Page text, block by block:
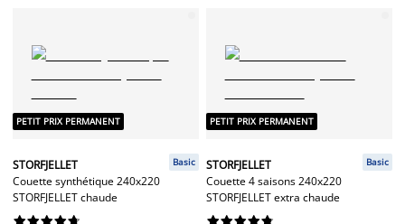
PETIT PRIX PERMANENT
STORFJELLET
Couette synthétique 240x220
STORFJELLET chaude
Basic






PETIT PRIX PERMANENT
STORFJELLET
Couette 4 saisons 240x220
STORFJELLET extra chaude
Basic





